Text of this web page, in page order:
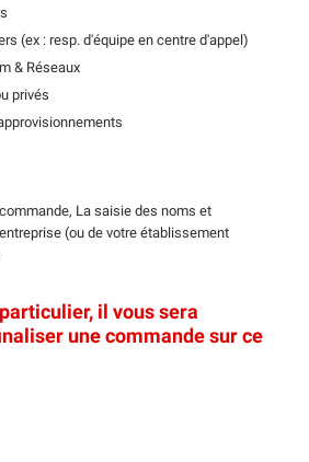
(ex : resp. d'équipe en centre d'appel)
& Réseaux
privés
La saisie des noms et
(ou de votre établissement
il vous sera
une commande sur ce